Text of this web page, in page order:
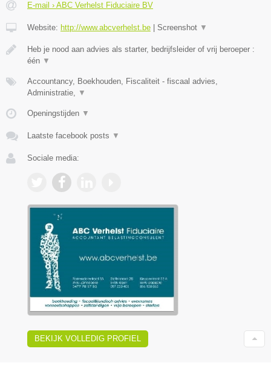
E-mail › ABC Verhelst Fiduciaire BV
Website: http://www.abcverhelst.be Screenshot ▼
Heb je nood aan advies als starter, bedrijfsleider of vrij beroeper :
één ▼
Accountancy, Boekhouden, Fiscaliteit - fiscaal advies,
Administratie, ▼
Openingstijden ▼
Laatste facebook posts ▼
Sociale media:
BEKIJK VOLLEDIG PROFIEL